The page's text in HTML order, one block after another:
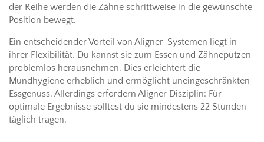
der Reihe werden die Zähne schrittweise in die gewünschte
Position bewegt.
Ein entscheidender Vorteil von Aligner-Systemen liegt in
ihrer Flexibilität. Du kannst sie zum Essen und Zähneputzen
problemlos herausnehmen. Dies erleichtert die
Mundhygiene erheblich und ermöglicht uneingeschränkten
Essgenuss. Allerdings erfordern Aligner Disziplin: Für
optimale Ergebnisse solltest du sie mindestens 22 Stunden
täglich tragen.